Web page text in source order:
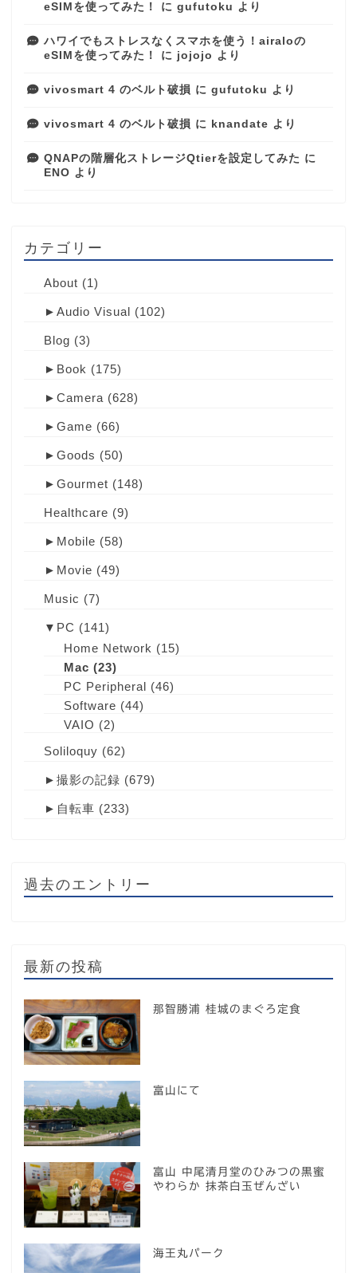
eSIMを使ってみた！
に gufutoku より
ハワイでもストレスなくスマホを使う！airaloの
eSIMを使ってみた！
に jojojo より
vivosmart 4 のベルト破損 に gufutoku より
vivosmart 4 のベルト破損 に knandate より
QNAPの階層化ストレージQtierを設定してみた に
ENO より
カテゴリー
About (1)
► Audio Visual (102)
Blog (3)
► Book (175)
► Camera (628)
► Game (66)
► Goods (50)
► Gourmet (148)
Healthcare (9)
► Mobile (58)
► Movie (49)
Music (7)
▼ PC (141)
Home Network (15)
Mac (23)
PC Peripheral (46)
Software (44)
VAIO (2)
Soliloquy (62)
► 撮影の記録 (679)
► 自転車 (233)
過去のエントリー
最新の投稿
那智勝浦 桂城のまぐろ定食
富山にて
富山 中尾清月堂のひみつの黒蜜
やわらか 抹茶白玉ぜんざい
海王丸パーク